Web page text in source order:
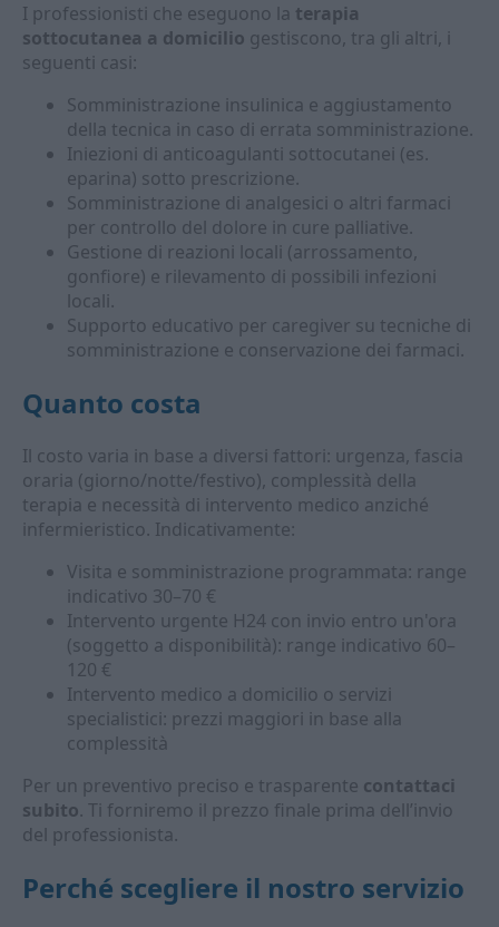
I professionisti che eseguono la terapia
sottocutanea a domicilio gestiscono, tra gli altri, i
seguenti casi:
Somministrazione insulinica e aggiustamento
della tecnica in caso di errata somministrazione.
Iniezioni di anticoagulanti sottocutanei (es.
eparina) sotto prescrizione.
Somministrazione di analgesici o altri farmaci
per controllo del dolore in cure palliative.
Gestione di reazioni locali (arrossamento,
gonfiore) e rilevamento di possibili infezioni
locali.
Supporto educativo per caregiver su tecniche di
somministrazione e conservazione dei farmaci.
Quanto costa
Il costo varia in base a diversi fattori: urgenza, fascia
oraria (giorno/notte/festivo), complessità della
terapia e necessità di intervento medico anziché
infermieristico. Indicativamente:
Visita e somministrazione programmata: range
indicativo 30–70 €
Intervento urgente H24 con invio entro un'ora
(soggetto a disponibilità): range indicativo 60–
120 €
Intervento medico a domicilio o servizi
specialistici: prezzi maggiori in base alla
complessità
Per un preventivo preciso e trasparente contattaci
subito. Ti forniremo il prezzo finale prima dell’invio
del professionista.
Perché scegliere il nostro servizio